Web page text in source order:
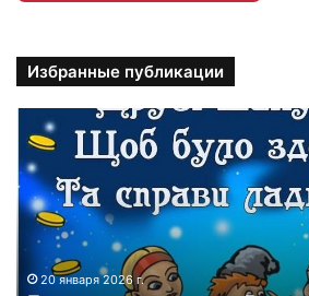
Избранные публикации
и
к
о
20 января 2026 г.